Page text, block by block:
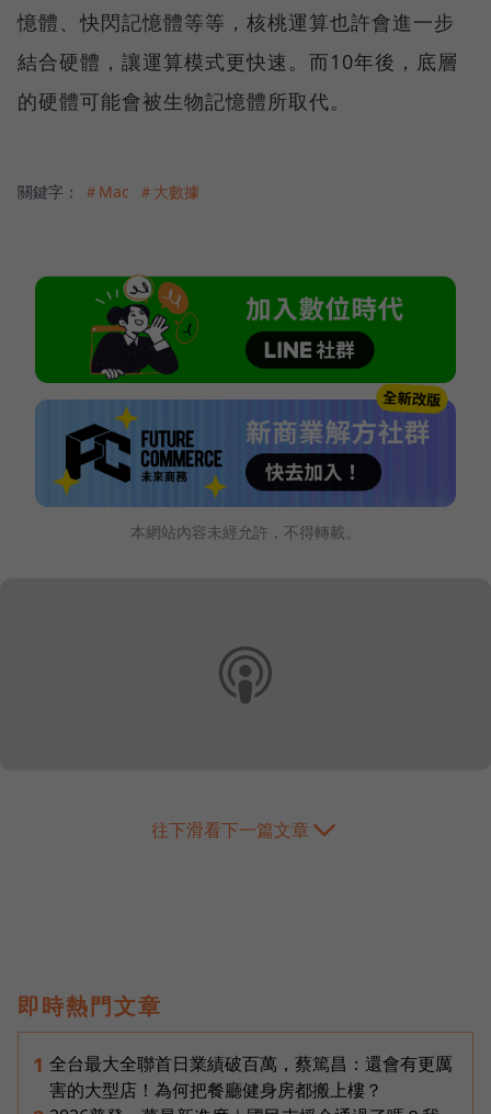
憶體、快閃記憶體等等，核桃運算也許會進一步
結合硬體，讓運算模式更快速。而10年後，底層
的硬體可能會被生物記憶體所取代。
關鍵字： ＃Mac ＃大數據
本網站內容未經允許，不得轉載。
往下滑看下一篇文章
即時熱門文章
1 全台最大全聯首日業績破百萬，蔡篤昌：還會有更厲
害的大型店！為何把餐廳健身房都搬上樓？